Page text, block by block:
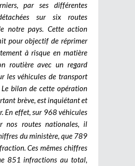
par ses différentes
sur six routes
notre pays. Cette action
pour objectif de réprimer
à risque en matière
routière avec un regard
les véhicules de transport
bilan de cette opération
brève, est inquiétant et
En effet, sur 968 véhicules
nos routes nationales, il
du ministère, que 789
Ces mêmes chiffres
851 infractions au total,